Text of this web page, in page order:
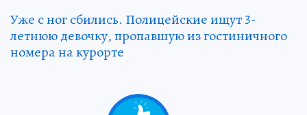
Уже с ног сбились. Полицейские ищут 3-
летнюю девочку, пропавшую из гостиничного
номера на курорте